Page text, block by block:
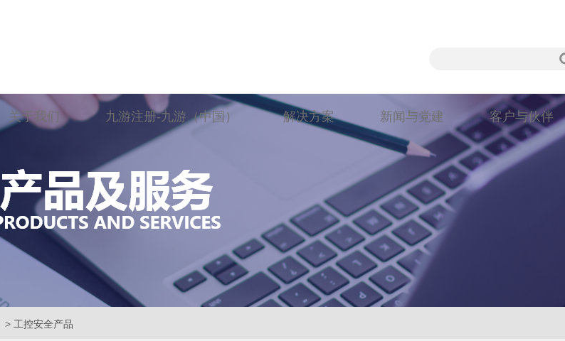
关于我们 九游注册-九游（中国） 解决方案 新闻与党建 客户与伙伴
> 工控安全产品